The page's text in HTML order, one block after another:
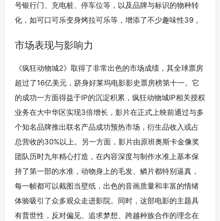
号银行门、充电桩、停车位等，以及品牌与标识的物种转
化，如可口可乐变身烤拉可乐等，增添了不少趣味性39 。
市场表现与影响力
《疯狂动物城2》取得了非常出色的市场成绩，其全球票房
超过了16亿美元，跻身好莱坞电影影史票房榜第十一。它
的成功一方面得益于IP的沉淀积累，疯狂动物城IP相关授权
业务在大中华区实现3倍增长，影片在正式上映前通过与多
个知名品牌推出联名产品成功预热市场，衍生品收入或占
总营收的30%以上。另一方面，影片由原班奥斯卡金像奖
团队历时九年精心打造，在内容深度与制作水准上基本保
持了第一部的水准，动物身上的毛发、鳞片都特别逼真，
每一帧都可以截图当壁纸，出色的音画质量和丰富的情绪
体验吸引了众多观众走进影院。同时，这部电影的主题具
有普世性，反对偏见、追求梦想、跨越种族合作的理念在